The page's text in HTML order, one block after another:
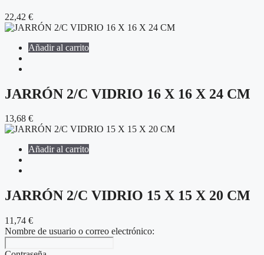
22,42 €
Añadir al carrito
JARRÓN 2/C VIDRIO 16 X 16 X 24 CM
13,68 €
Añadir al carrito
JARRÓN 2/C VIDRIO 15 X 15 X 20 CM
11,74 €
Nombre de usuario o correo electrónico: